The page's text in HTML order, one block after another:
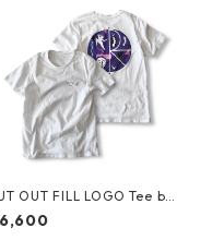
OUT FILL LOGO Tee by
Skate Co.